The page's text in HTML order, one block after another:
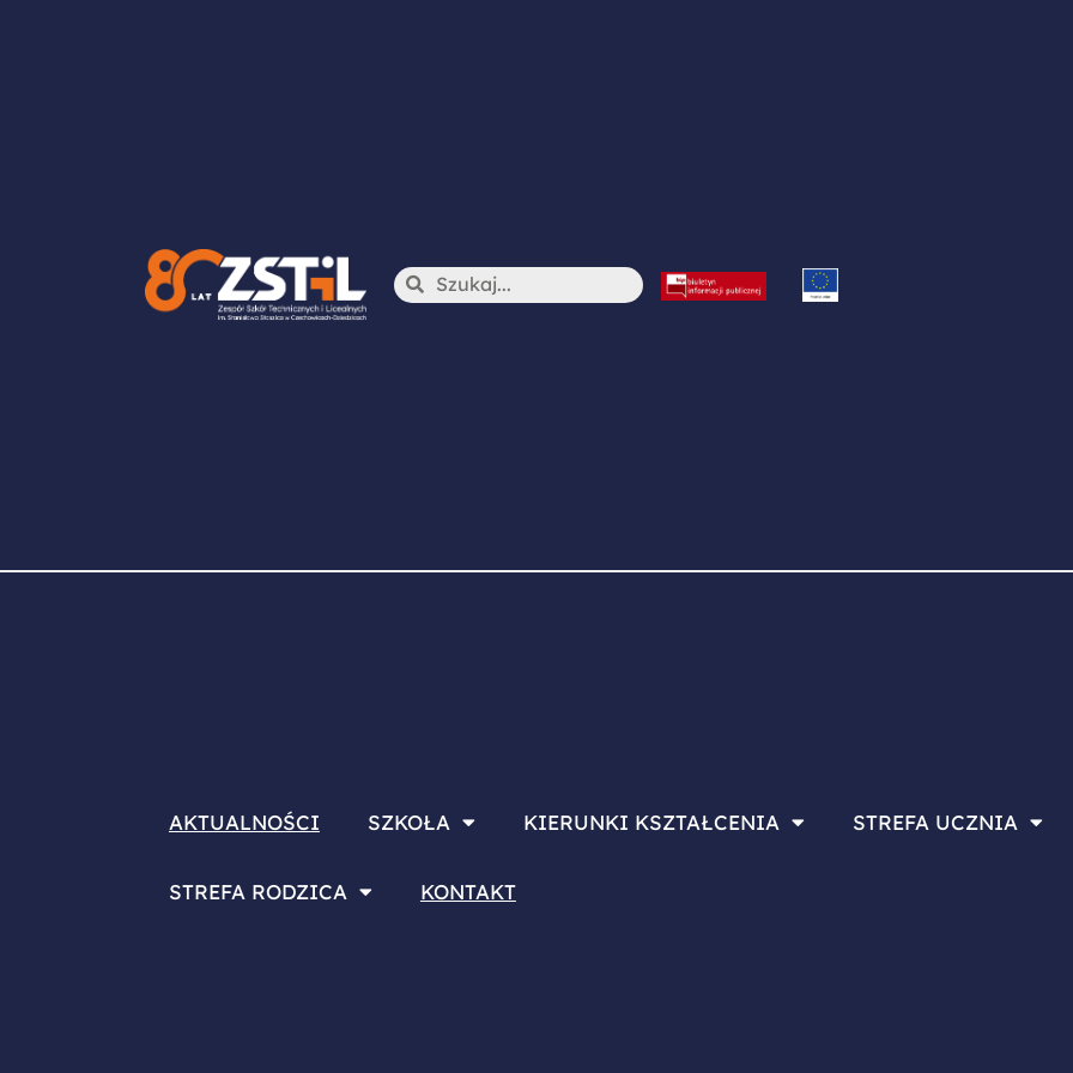
AKTUALNOŚCI SZKOŁA KIERUNKI KSZTAŁCENIA STREFA UCZNIA
STREFA RODZICA KONTAKT